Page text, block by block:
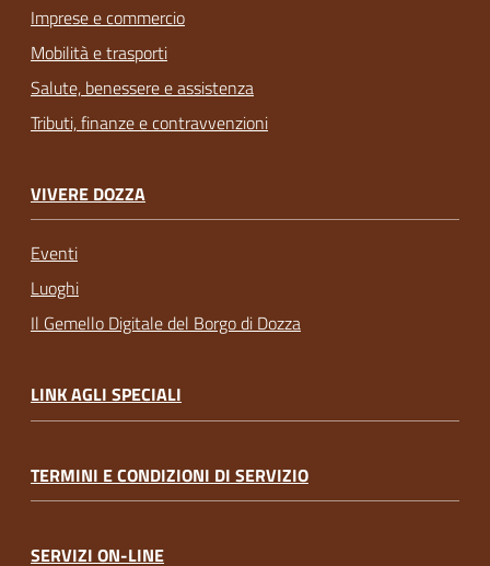
Imprese e commercio
Mobilità e trasporti
Salute, benessere e assistenza
Tributi, finanze e contravvenzioni
VIVERE DOZZA
Eventi
Luoghi
Il Gemello Digitale del Borgo di Dozza
LINK AGLI SPECIALI
TERMINI E CONDIZIONI DI SERVIZIO
SERVIZI ON-LINE